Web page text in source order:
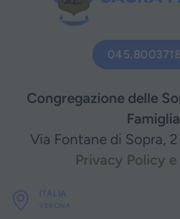
045.8003718
Congregazione delle
Famiglia
Via Fontane di Sopra,
Privacy Policy
ITALIA
VERONA